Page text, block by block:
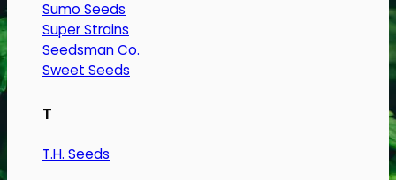
Sumo Seeds
Super Strains
Seedsman Co.
Sweet Seeds
T
T.H. Seeds